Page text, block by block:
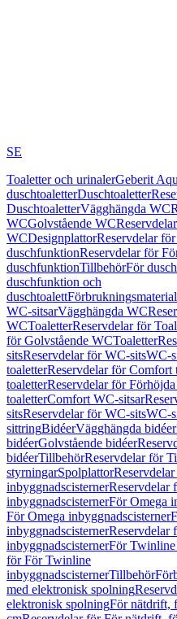
SE
Toaletter och urinalerGeberit
duschtoaletterDuschtoaletter
DuschtoaletterVägghängda WC
WCGolvstående WC
WCDesignplattorReservdelar
duschfunktionReservdelar för
duschfunktionTillbehörFör
duschfunktion och
duschtoalettFörbrukningsmaterial
WC-sitsarVägghängda WC
WCToaletterReservdelar för
för Golvstående WCToaletter
sitsReservdelar för WC-sitsWC-
toaletterReservdelar för Comfort
toaletterReservdelar för
toaletterComfort WC-sitsar
sitsReservdelar för WC-sitsWC-
sittringBidéerVägghängda bidéer
bidéerGolvstående bidéer
bidéerTillbehörReservdelar för
styrningarSpolplattor
inbyggnadscisternerReservdelar
inbyggnadscisternerFör Omega
För Omega inbyggnadscisterner
inbyggnadscisternerReservdelar
inbyggnadscisternerFör Twinline
för För Twinline
inbyggnadscisternerTillbehör
med elektronisk spolning
elektronisk spolningFör nätdrift,